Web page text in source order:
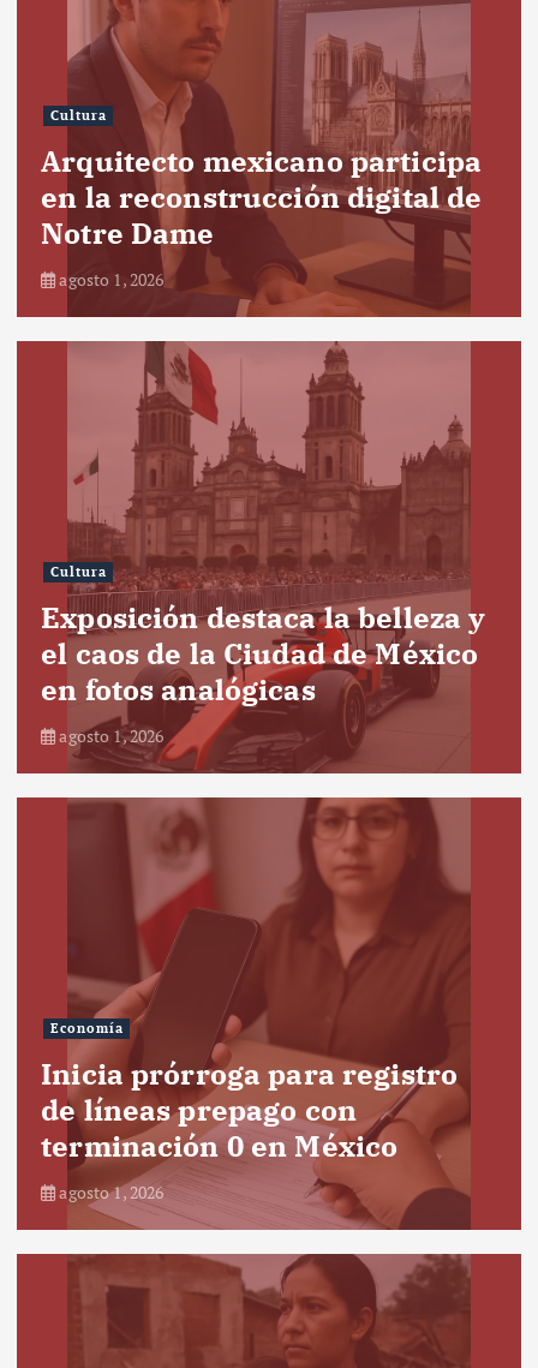
Cultura
Arquitecto mexicano participa
en la reconstrucción digital de
Notre Dame
agosto 1, 2026
Cultura
Exposición destaca la belleza y
el caos de la Ciudad de México
en fotos analógicas
agosto 1, 2026
Economía
Inicia prórroga para registro
de líneas prepago con
terminación 0 en México
agosto 1, 2026